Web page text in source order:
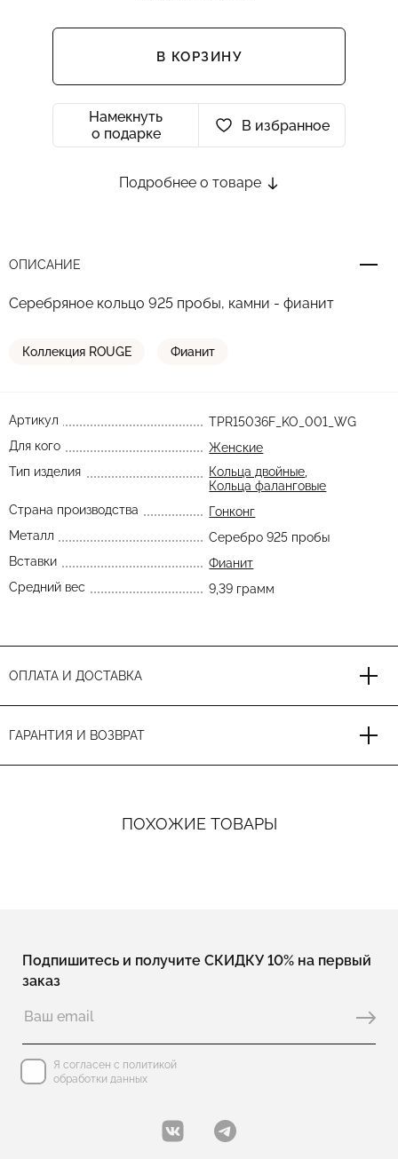
В КОРЗИНУ
Намекнуть
о подарке
В избранное
Подробнее о товаре
ОПИСАНИЕ
Серебряное кольцо 925 пробы, камни - фианит
Коллекция ROUGE Фианит
Артикул
TPR15036F_KO_001_WG
Для кого
Женские
Тип изделия
Кольца двойные
Кольца фаланговые
Страна производства
Гонконг
Металл
Серебро 925 пробы
Вставки
Фианит
Средний вес
9,39 грамм
ОПЛАТА И ДОСТАВКА
ГАРАНТИЯ И ВОЗВРАТ
ПОХОЖИЕ ТОВАРЫ
Подпишитесь и получите СКИДКУ 10% на первый
заказ
Я согласен с политикой
обработки данных